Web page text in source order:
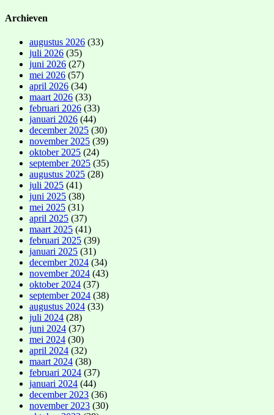
Archieven
augustus 2026 (33)
juli 2026 (35)
juni 2026 (27)
mei 2026 (57)
april 2026 (34)
maart 2026 (33)
februari 2026 (33)
januari 2026 (44)
december 2025 (30)
november 2025 (39)
oktober 2025 (24)
september 2025 (35)
augustus 2025 (28)
juli 2025 (41)
juni 2025 (38)
mei 2025 (31)
april 2025 (37)
maart 2025 (41)
februari 2025 (39)
januari 2025 (31)
december 2024 (34)
november 2024 (43)
oktober 2024 (37)
september 2024 (38)
augustus 2024 (33)
juli 2024 (28)
juni 2024 (37)
mei 2024 (30)
april 2024 (32)
maart 2024 (38)
februari 2024 (37)
januari 2024 (44)
december 2023 (36)
november 2023 (30)